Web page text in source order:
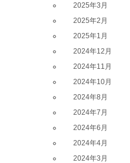
2025年3月
2025年2月
2025年1月
2024年12月
2024年11月
2024年10月
2024年8月
2024年7月
2024年6月
2024年4月
2024年3月